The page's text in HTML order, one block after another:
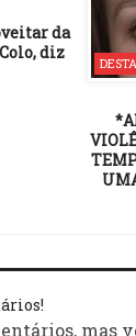
da
diz
mas